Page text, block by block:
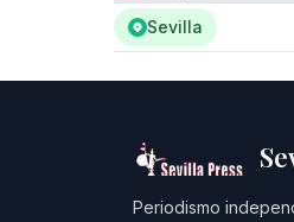
Sevilla
Periodismo